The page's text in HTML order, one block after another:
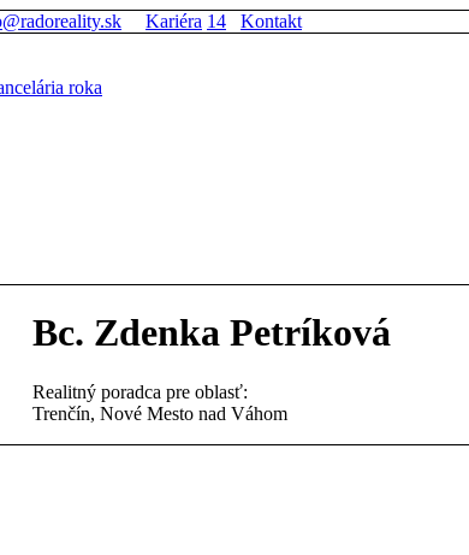
Kariéra 14 Kontakt
Bc. Zdenka Petríková
Realitný poradca pre oblasť:
Trenčín, Nové Mesto nad Váhom